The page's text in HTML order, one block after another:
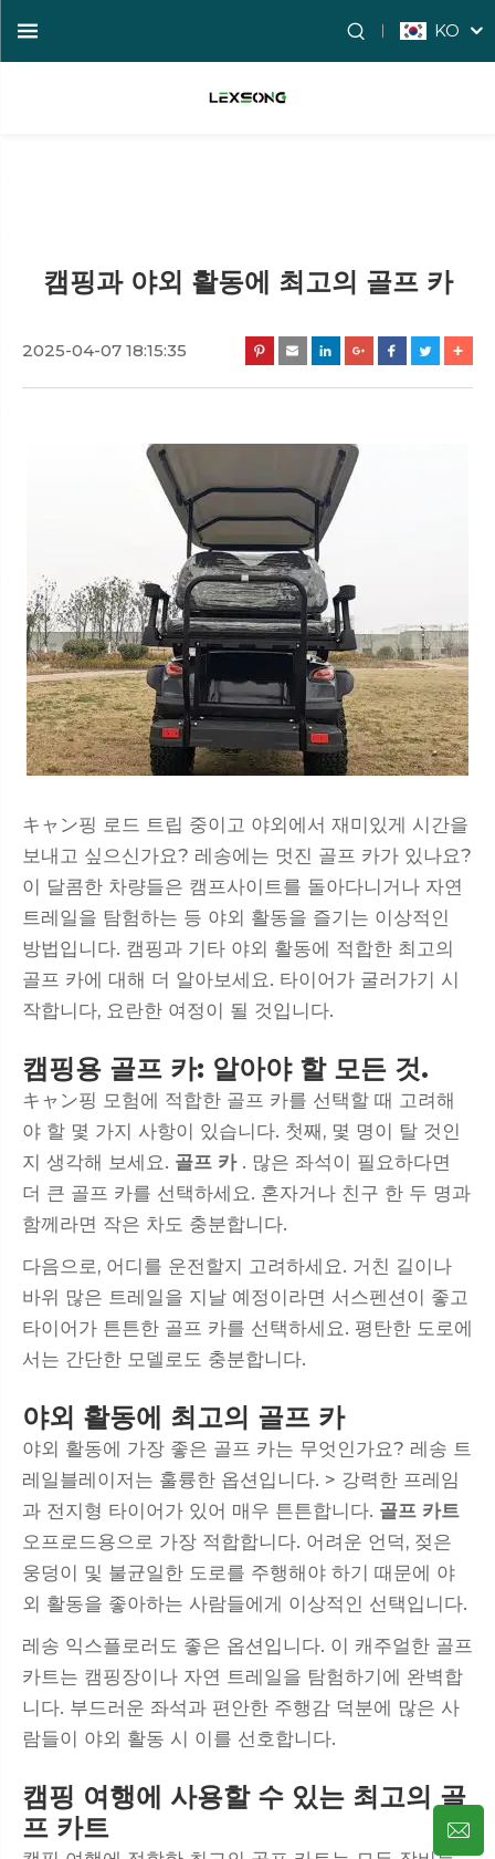
KO
캠핑과 야외 활동에 최고의 골프 카
2025-04-07 18:15:35
キャン핑 로드 트립 중이고 야외에서 재미있게 시간을
보내고 싶으신가요? 레송에는 멋진 골프 카가 있나요?
이 달콤한 차량들은 캠프사이트를 돌아다니거나 자연
트레일을 탐험하는 등 야외 활동을 즐기는 이상적인
방법입니다. 캠핑과 기타 야외 활동에 적합한 최고의
골프 카에 대해 더 알아보세요. 타이어가 굴러가기 시
작합니다, 요란한 여정이 될 것입니다.
캠핑용 골프 카: 알아야 할 모든 것.
キャン핑 모험에 적합한 골프 카를 선택할 때 고려해
야 할 몇 가지 사항이 있습니다. 첫째, 몇 명이 탈 것인
지 생각해 보세요. 골프 카 . 많은 좌석이 필요하다면
더 큰 골프 카를 선택하세요. 혼자거나 친구 한 두 명과
함께라면 작은 차도 충분합니다.
다음으로, 어디를 운전할지 고려하세요. 거친 길이나
바위 많은 트레일을 지날 예정이라면 서스펜션이 좋고
타이어가 튼튼한 골프 카를 선택하세요. 평탄한 도로에
서는 간단한 모델로도 충분합니다.
야외 활동에 최고의 골프 카
야외 활동에 가장 좋은 골프 카는 무엇인가요? 레송 트
레일블레이저는 훌륭한 옵션입니다. > 강력한 프레임
과 전지형 타이어가 있어 매우 튼튼합니다. 골프 카트
오프로드용으로 가장 적합합니다. 어려운 언덕, 젖은
웅덩이 및 불균일한 도로를 주행해야 하기 때문에 야
외 활동을 좋아하는 사람들에게 이상적인 선택입니다.
레송 익스플로러도 좋은 옵션입니다. 이 캐주얼한 골프
카트는 캠핑장이나 자연 트레일을 탐험하기에 완벽합
니다. 부드러운 좌석과 편안한 주행감 덕분에 많은 사
람들이 야외 활동 시 이를 선호합니다.
캠핑 여행에 사용할 수 있는 최고의 골
프 카트